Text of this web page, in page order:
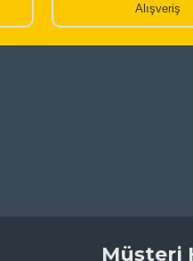
Alışveriş
Müşteri